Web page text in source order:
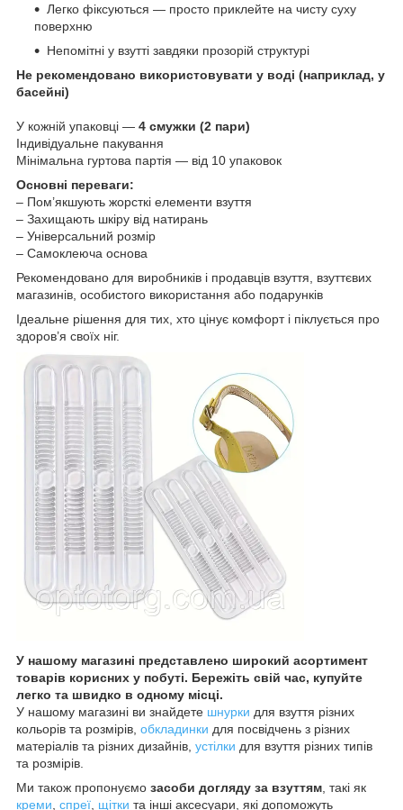
Легко фіксуються — просто приклейте на чисту суху
поверхню
Непомітні у взутті завдяки прозорій структурі
Не рекомендовано використовувати у воді (наприклад, у
басейні)
У кожній упаковці — 4 смужки (2 пари)
Індивідуальне пакування
Мінімальна гуртова партія — від 10 упаковок
Основні переваги:
– Пом’якшують жорсткі елементи взуття
– Захищають шкіру від натирань
– Універсальний розмір
– Самоклеюча основа
Рекомендовано для виробників і продавців взуття, взуттєвих
магазинів, особистого використання або подарунків
Ідеальне рішення для тих, хто цінує комфорт і піклується про
здоров’я своїх ніг.
У нашому магазині представлено широкий асортимент
товарів корисних у побуті. Бережіть свій час, купуйте
легко та швидко в одному місці.
У нашому магазині ви знайдете шнурки для взуття різних
кольорів та розмірів, обкладинки для посвідчень з різних
матеріалів та різних дизайнів, устілки для взуття різних типів
та розмірів.
Ми також пропонуємо засоби догляду за взуттям , такі як
креми спреї щітки та інші аксесуари, які допоможуть